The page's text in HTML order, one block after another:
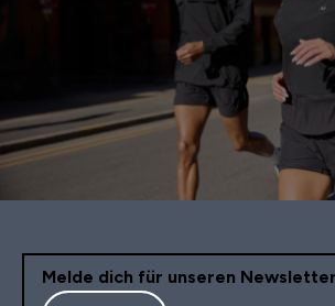
Melde dich für unseren